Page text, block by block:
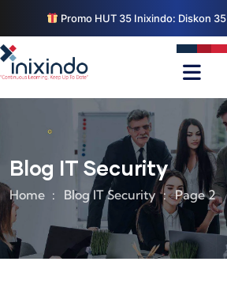
Promo HUT 35 Inixindo: Diskon
Blog IT Security
Home Blog IT Security Page 2